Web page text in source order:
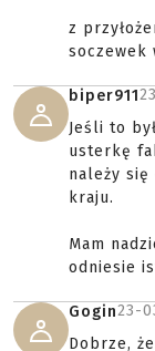
z
soczewek
biper911
Jeśli to
usterkę
należy się
kraju.
Mam
odniesie
Gogin23-
Dobrze,